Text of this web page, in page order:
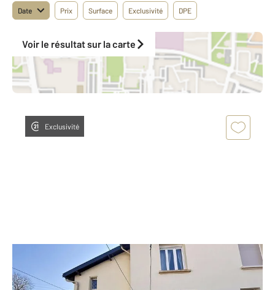
Date Prix Surface Exclusivité DPE
Voir le résultat sur la carte
Exclusivité
HOMECOURT 54
105,47 m
, 5 pièces
Ref : 28324